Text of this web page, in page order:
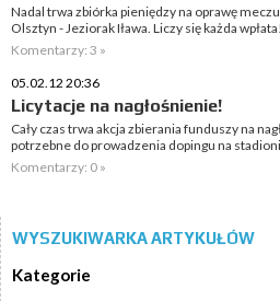
Nadal trwa zbiórka pieniędzy na oprawę
Olsztyn - Jeziorak Iława. Liczy się każda wpłata!
Komentarzy: 3 »
05.02.12 20:36
Licytacje na nagłośnienie!
Cały czas trwa akcja zbierania funduszy na
potrzebne do prowadzenia dopingu na
Komentarzy: 0 »
WYSZUKIWARKA ARTYKUŁÓW
Kategorie